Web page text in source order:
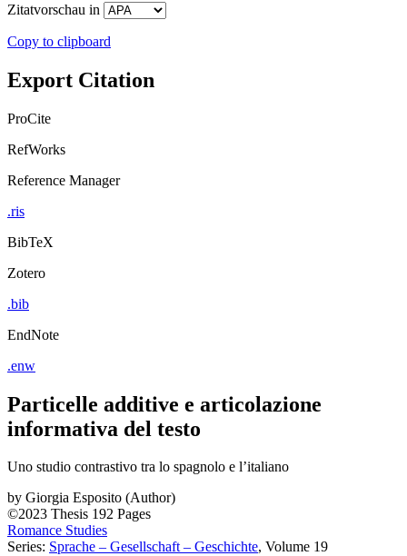
Zitatvorschau in
Copy to clipboard
Export Citation
ProCite
RefWorks
Reference Manager
.ris
BibTeX
Zotero
.bib
EndNote
.enw
Particelle additive e articolazione
informativa del testo
Uno studio contrastivo tra lo spagnolo e l’italiano
by Giorgia Esposito (Author)
©2023 Thesis 192 Pages
Romance Studies
Series: Sprache – Gesellschaft – Geschichte, Volume 19